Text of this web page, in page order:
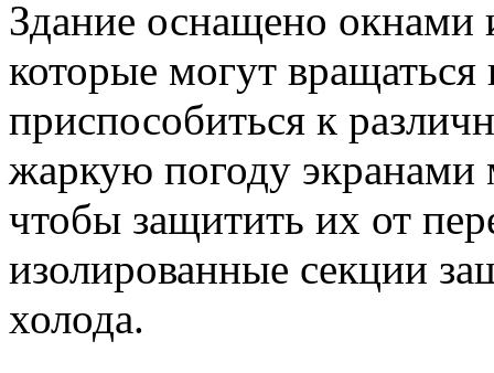
Здание оснащено окнами
которые могут
приспособиться к
жаркую погоду экранами
чтобы защитить их от
изолированные секции
холода.